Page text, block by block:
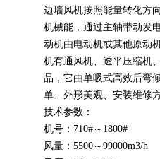
边墙风机按照能量转化方
机械能，通过主轴带动发
动机由电动机或其他原动
机有通风机、透平压缩机
品，它由单吸式高效后弯
单、外形美观、安装维修
技术参数：
机号：710#～1800#
风量：5500～99000m3/h